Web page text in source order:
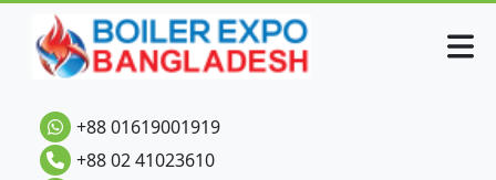
+88 01619001919
+88 02 41023610